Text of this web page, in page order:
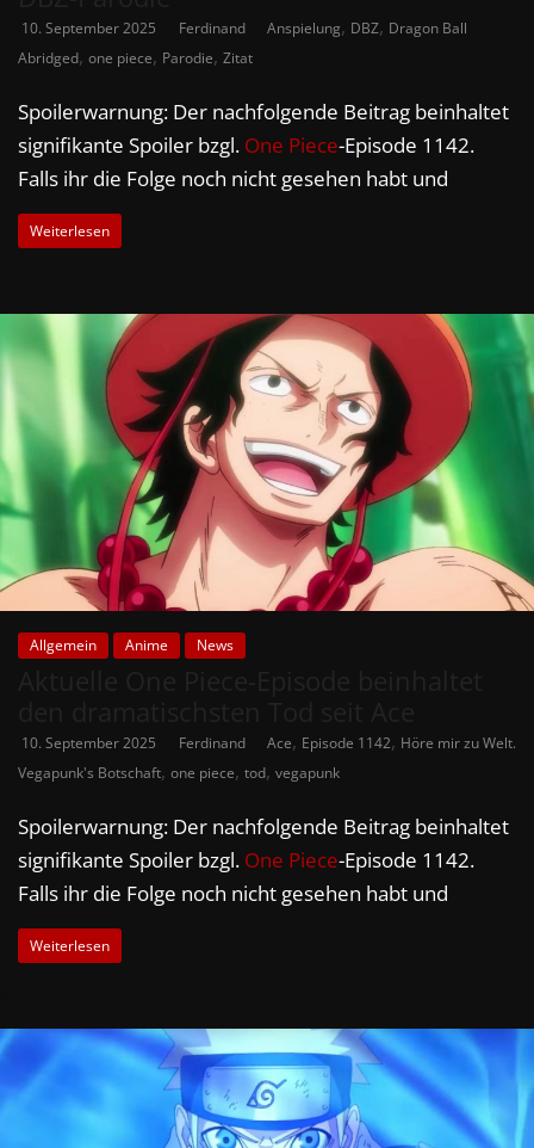
10. September 2025 Ferdinand Anspielung, DBZ, Dragon Ball
Abridged, one piece, Parodie, Zitat
Spoilerwarnung: Der nachfolgende Beitrag beinhaltet
signifikante Spoiler bzgl. One Piece-Episode 1142.
Falls ihr die Folge noch nicht gesehen habt und
Weiterlesen
Allgemein Anime News
10. September 2025 Ferdinand Ace, Episode 1142, Höre mir zu Welt.
Vegapunk's Botschaft, one piece, tod, vegapunk
Spoilerwarnung: Der nachfolgende Beitrag beinhaltet
signifikante Spoiler bzgl. One Piece-Episode 1142.
Falls ihr die Folge noch nicht gesehen habt und
Weiterlesen